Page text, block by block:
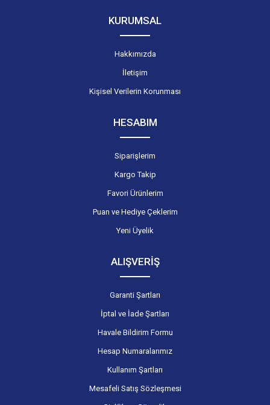
KURUMSAL
Hakkımızda
İletişim
Kişisel Verilerin Korunması
HESABIM
Siparişlerim
Kargo Takip
Favori Ürünlerim
Puan ve Hediye Çeklerim
Yeni Üyelik
ALIŞVERİŞ
Garanti Şartları
İptal ve İade Şartları
Havale Bildirim Formu
Hesap Numaralarımız
Kullanım Şartları
Mesafeli Satış Sözleşmesi